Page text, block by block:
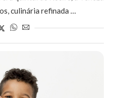
culinária refinada …